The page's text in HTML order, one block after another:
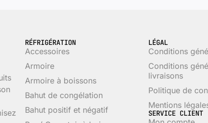
RÉFRIGÉRATION
Accessoires
Armoire
Armoire à boissons
Bahut de congélation
Bahut positif et négatif
LÉGAL
Conditions
Conditions
livraisons
Politique de
Mentions
SERVICE CLIENT